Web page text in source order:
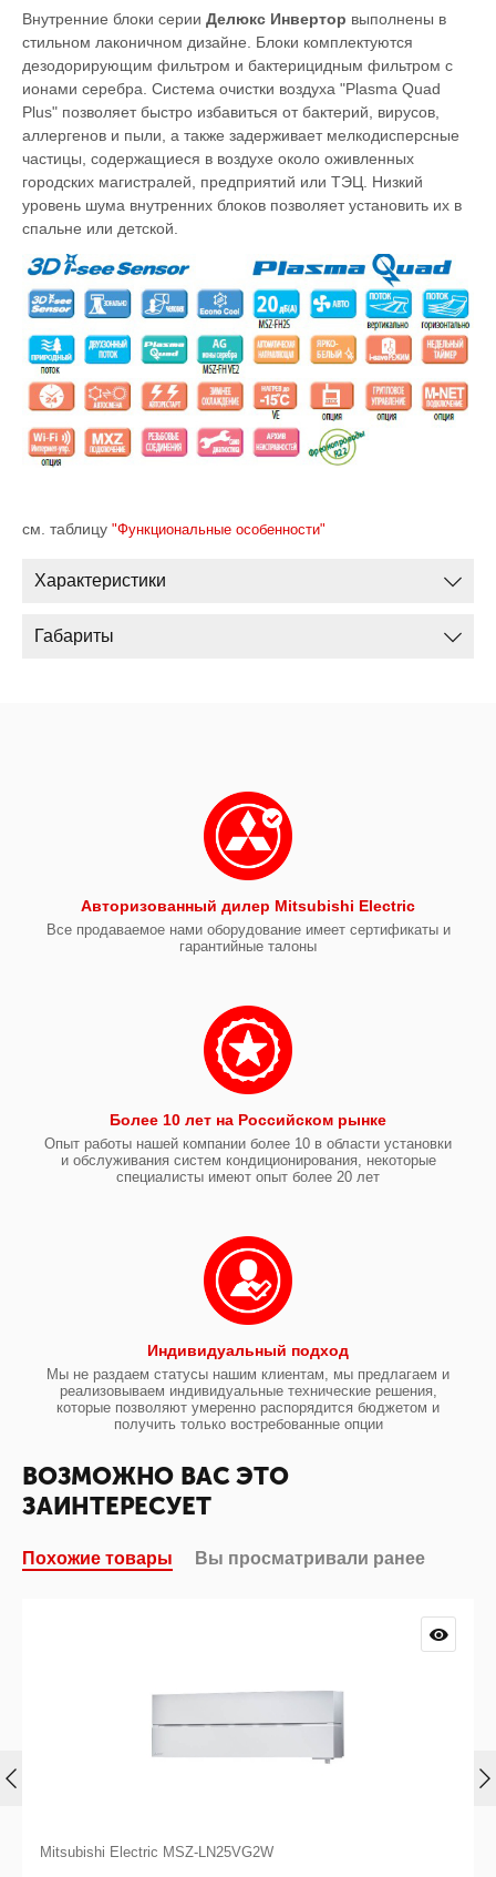
Внутренние блоки серии Делюкс Инвертор выполнены в
стильном лаконичном дизайне. Блоки комплектуются
дезодорирующим фильтром и бактерицидным фильтром с
ионами серебра. Система очистки воздуха "Plasma Quad
Plus" позволяет быстро избавиться от бактерий, вирусов,
аллергенов и пыли, а также задерживает мелкодисперсные
частицы, содержащиеся в воздухе около оживленных
городских магистралей, предприятий или ТЭЦ. Низкий
уровень шума внутренних блоков позволяет установить их в
спальне или детской.
см. таблицу "Функциональные особенности"
Характеристики
Габариты
Авторизованный дилер Mitsubishi Electric
Все продаваемое нами оборудование имеет сертификаты и
гарантийные талоны
Более 10 лет на Российском рынке
Опыт работы нашей компании более 10 в области установки
и обслуживания систем кондиционирования, некоторые
специалисты имеют опыт более 20 лет
Индивидуальный подход
Мы не раздаем статусы нашим клиентам, мы предлагаем и
реализовываем индивидуальные технические решения,
которые позволяют умеренно распорядится бюджетом и
получить только востребованные опции
ВОЗМОЖНО ВАС ЭТО
ЗАИНТЕРЕСУЕТ
Похожие товары Вы просматривали ранее
Mitsubishi Electric MSZ-LN25VG2W